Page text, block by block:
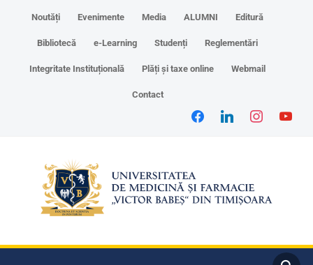
Noutăți Evenimente Media ALUMNI Editură
Bibliotecă e-Learning Studenți Reglementări
Integritate Instituțională Plăți și taxe online Webmail
Contact